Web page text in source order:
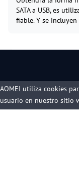
SATA a USB, es
fiable. Y se
AOMEI utiliza cookies
usuario en nuestro sitio